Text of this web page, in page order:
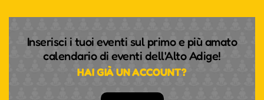
Inserisci i tuoi eventi sul primo e più amato
calendario di eventi dell'Alto Adige!
HAI GIÀ UN ACCOUNT?